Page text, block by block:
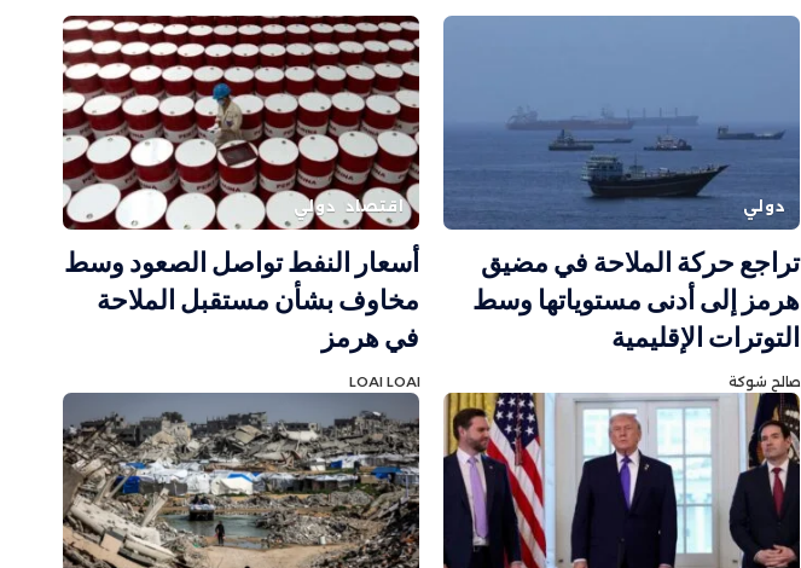
دولي
تراجع حركة الملاحة في مضيق
هرمز إلى أدنى مستوياتها وسط
التوترات الإقليمية
صالح شوكة
اقتصاد دولي
أسعار النفط تواصل الصعود وسط
مخاوف بشأن مستقبل الملاحة
في هرمز
LOAI LOAI